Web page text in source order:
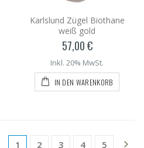
Karlslund Zügel Biothane
weiß gold
57,00 €
Inkl. 20% MwSt.
IN DEN WARENKORB
1 2 3 4 5